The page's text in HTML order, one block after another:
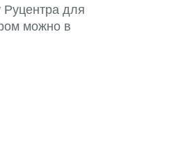
Руцентра для
можно в